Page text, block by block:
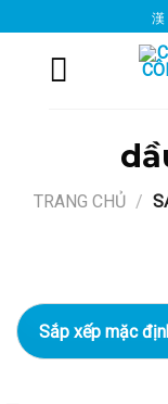
đến
TRANG CHỦ /